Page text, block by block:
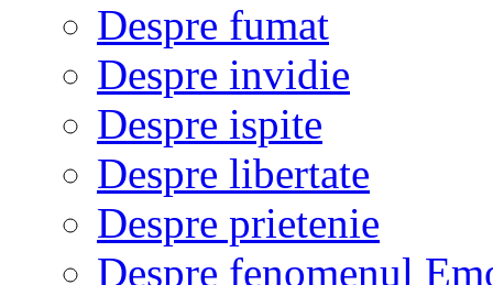
Despre fumat
Despre invidie
Despre ispite
Despre libertate
Despre prietenie
Despre fenomenul